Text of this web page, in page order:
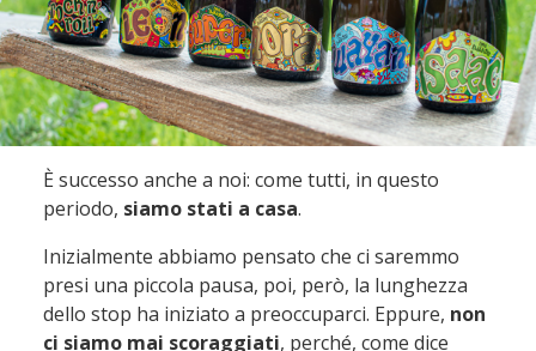
È successo anche a noi: come tutti, in questo
periodo, siamo stati a casa.
Inizialmente abbiamo pensato che ci saremmo
presi una piccola pausa, poi, però, la lunghezza
dello stop ha iniziato a preoccuparci. Eppure, non
ci siamo mai scoraggiati, perché, come dice